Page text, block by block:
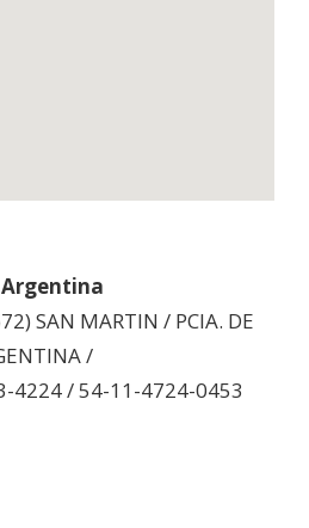
Argentina
SAN MARTIN / PCIA. DE
/
4224 / 54-11-4724-0453